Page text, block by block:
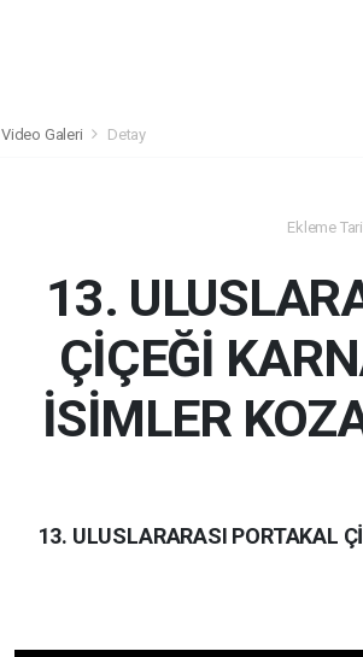
Video Galeri Detay
Ekleme
13.
ÇİÇEĞİ
İSİMLER
13. ULUSLARARASI PORTAKAL